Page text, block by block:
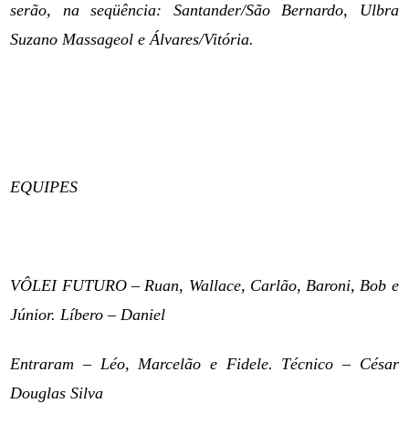
serão, na seqüência: Santander/São Bernardo, Ulbra
Suzano Massageol e Álvares/Vitória.
EQUIPES
VÔLEI FUTURO – Ruan, Wallace, Carlão, Baroni, Bob e
Júnior. Líbero – Daniel
Entraram – Léo, Marcelão e Fidele. Técnico – César
Douglas Silva